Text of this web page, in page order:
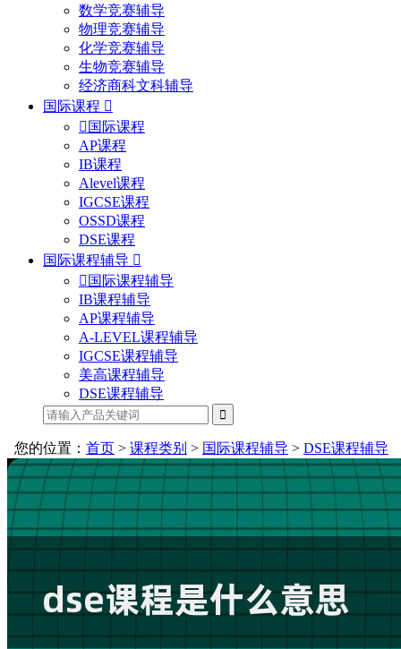
数学竞赛辅导
物理竞赛辅导
化学竞赛辅导
生物竞赛辅导
经济商科文科辅导
国际课程
国际课程
AP课程
IB课程
Alevel课程
IGCSE课程
OSSD课程
DSE课程
国际课程辅导
国际课程辅导
IB课程辅导
AP课程辅导
A-LEVEL课程辅导
IGCSE课程辅导
美高课程辅导
DSE课程辅导
您的位置： 首页 > 课程类别 > 国际课程辅导 > DSE课程辅导